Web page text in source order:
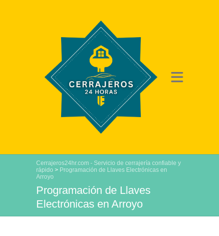
Cerrajeros24hr.com - Servicio de cerrajería confiable y
rápido > Programación de Llaves Electrónicas en
Arroyo
Programación de Llaves
Electrónicas en Arroyo